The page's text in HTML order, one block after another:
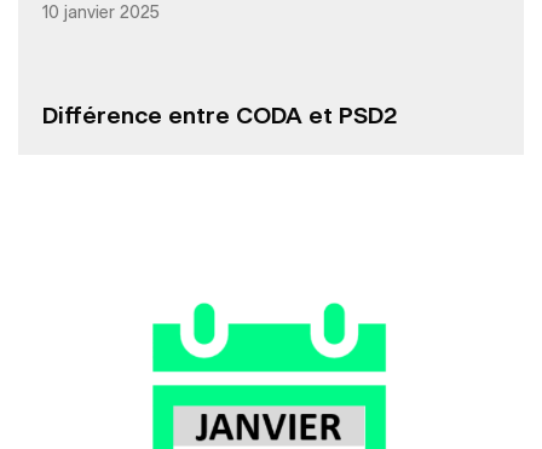
Différence entre CODA et PSD2
10 janvier 2025